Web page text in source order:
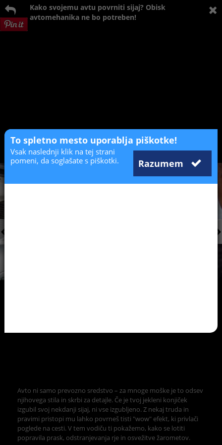
Kako svojemu avtu povrniti sijaj? Obisk
avtomehanika ne bo potreben!
Avto ni samo prevozno sredstvo – za mnoge moške je to odsev
njihovega stila in skrbi za detajle. Če je tvoj jekleni konjiček
izgubil svoj nekdanji sijaj, ni vse izgubljeno. Z nekaj truda in
pravimi pristopi mu lahko povrneš tisti "wow" efekt, ki privlači
poglede na cesti. V tem vodiču ti pokažemo, kako se lotiti
popravila prask, odstranjevanja rje in osvežitve žarometov.
To spletno mesto uporablja piškotke!
Razumem
Vsak naslednji klik na tej strani
pomeni, da soglašate s piškotki.